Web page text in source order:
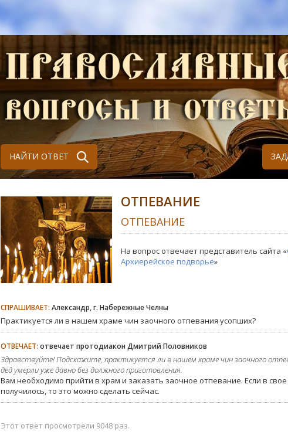
НАЙТИ ОТВЕТ
ОТПЕВАНИЕ
ОТПЕВАНИЕ
На вопрос отвечает представитель сайта «
Архиерейское подворье»
СПРАШИВАЕТ: Александр, г. Набережные Челны
Практикуется ли в нашем храме чин заочного отпевания усопших?
ОТВЕЧАЕТ: отвечает протодиакон Дмитрий Половников
Здравствуйте! Подскажите, практикуется ли в нашем храме чин заочного
дед умерли уже давно без должного приготовления.
Вам необходимо прийти в храм и заказать заочное отпевание. Если в
получилось, то это можно сделать сейчас.
Этот ответ просмотрели 9048 раз.